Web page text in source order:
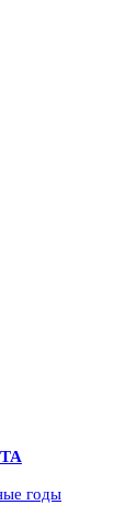
годы